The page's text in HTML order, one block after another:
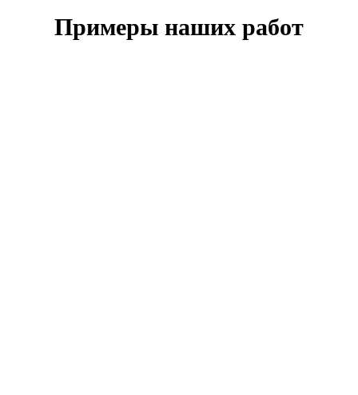
Примеры наших работ